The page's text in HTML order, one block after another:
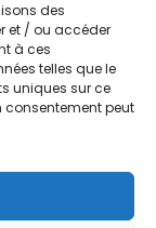
des
et / ou accéder
à ces
telles que le
uniques sur ce
consentement peut